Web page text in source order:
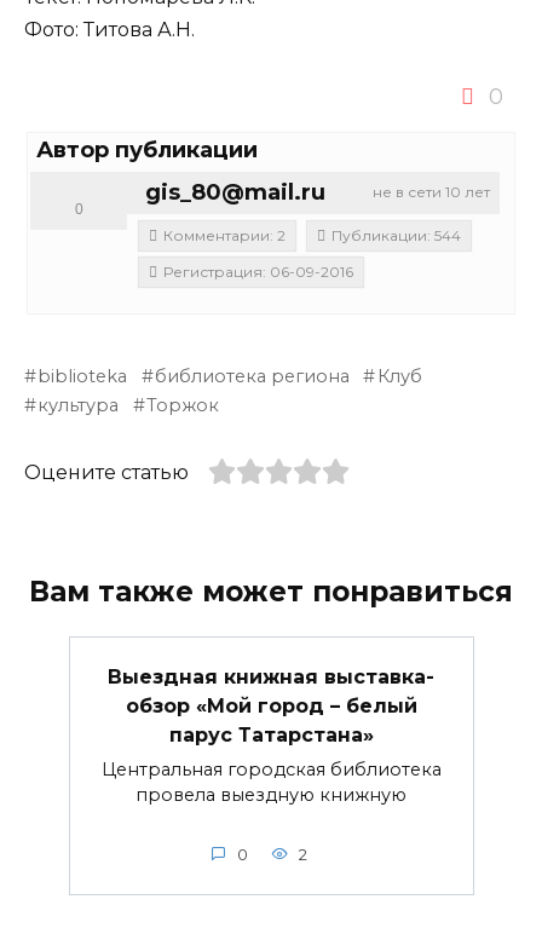
Фото: Титова А.Н.
0
Автор публикации
не в сети 10 лет
gis_80@mail.ru
0
Комментарии: 2
Публикации: 544
Регистрация: 06-09-2016
biblioteka библиотека региона
Клуб
культура
Торжок
Оцените статью
Вам также может понравиться
Выездная книжная выставка-
обзор «Мой город – белый
парус Татарстана»
Центральная городская библиотека
провела выездную книжную
0 2